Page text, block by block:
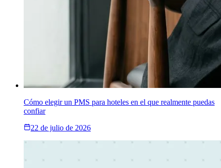
Cómo elegir un PMS para hoteles en el que realmente puedas
confiar
22 de julio de 2026